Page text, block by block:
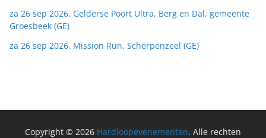
za 26 sep 2026, Gelderse Poort Ultra, Berg en Dal, gemeente
Groesbeek (GE)
za 26 sep 2026, Mission Run, Scherpenzeel (GE)
Copyright © 2026 Hardloopevenementen. Alle rechten